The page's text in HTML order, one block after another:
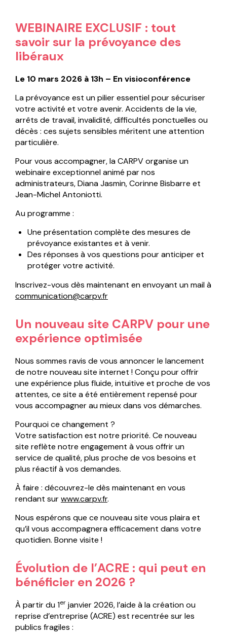
Le cumul emploi-retraite
Le conjoint-collaborateur
Démarches à suivre
Sourd ou malentendant ?
Nous contacter
F.A.Q.
OK
WEBINAIRE EXCLUSIF : tout
savoir sur la prévoyance des
libéraux
Le 10 mars 2026 à 13h – En visioconférence
La prévoyance est un pilier essentiel pour sécuriser
votre activité et votre avenir. Accidents de la vie,
arrêts de travail, invalidité, difficultés ponctuelles ou
décès : ces sujets sensibles méritent une attention
particulière.
Pour vous accompagner, la CARPV organise un
webinaire exceptionnel animé par nos
administrateurs, Diana Jasmin, Corinne Bisbarre et
Jean-Michel Antoniotti.
Au programme :
Une présentation complète des mesures de
prévoyance existantes et à venir.
Des réponses à vos questions pour anticiper et
protéger votre activité.
Inscrivez-vous dès maintenant en envoyant un mail à
communication@carpv.fr
Un nouveau site CARPV pour une
expérience optimisée
Nous sommes ravis de vous annoncer le lancement
de notre nouveau site internet ! Conçu pour offrir
une expérience plus fluide, intuitive et proche de vos
attentes, ce site a été entièrement repensé pour
vous accompagner au mieux dans vos démarches.
Pourquoi ce changement ?
Votre satisfaction est notre priorité. Ce nouveau
site reflète notre engagement à vous offrir un
service de qualité, plus proche de vos besoins et
plus réactif à vos demandes.
À faire : découvrez-le dès maintenant en vous
rendant surwww.carpv.fr.
Nous espérons que ce nouveau site vous plaira et
qu’il vous accompagnera efficacement dans votre
quotidien. Bonne visite !
Évolution de l’ACRE : qui peut en
bénéficier en 2026 ?
À partir du 1er janvier 2026, l’aide à la création ou
reprise d’entreprise (ACRE) est recentrée sur les
publics fragiles :